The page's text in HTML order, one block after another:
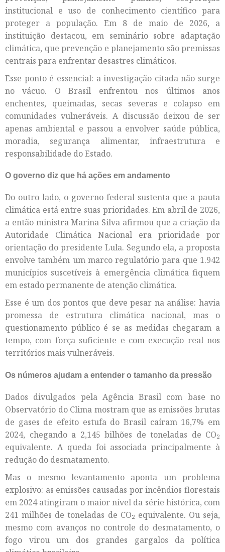
institucional e uso de conhecimento científico para
proteger a população. Em 8 de maio de 2026, a
instituição destacou, em seminário sobre adaptação
climática, que prevenção e planejamento são premissas
centrais para enfrentar desastres climáticos.
Esse ponto é essencial: a investigação citada não surge
no vácuo. O Brasil enfrentou nos últimos anos
enchentes, queimadas, secas severas e colapso em
comunidades vulneráveis. A discussão deixou de ser
apenas ambiental e passou a envolver saúde pública,
moradia, segurança alimentar, infraestrutura e
responsabilidade do Estado.
O governo diz que há ações em andamento
Do outro lado, o governo federal sustenta que a pauta
climática está entre suas prioridades. Em abril de 2026,
a então ministra Marina Silva afirmou que a criação da
Autoridade Climática Nacional era prioridade por
orientação do presidente Lula. Segundo ela, a proposta
envolve também um marco regulatório para que 1.942
municípios suscetíveis à emergência climática fiquem
em estado permanente de atenção climática.
Esse é um dos pontos que deve pesar na análise: havia
promessa de estrutura climática nacional, mas o
questionamento público é se as medidas chegaram a
tempo, com força suficiente e com execução real nos
territórios mais vulneráveis.
Os números ajudam a entender o tamanho da pressão
Dados divulgados pela Agência Brasil com base no
Observatório do Clima mostram que as emissões brutas
de gases de efeito estufa do Brasil caíram 16,7% em
2024, chegando a 2,145 bilhões de toneladas de CO₂
equivalente. A queda foi associada principalmente à
redução do desmatamento.
Mas o mesmo levantamento aponta um problema
explosivo: as emissões causadas por incêndios florestais
em 2024 atingiram o maior nível da série histórica, com
241 milhões de toneladas de CO₂ equivalente. Ou seja,
mesmo com avanços no controle do desmatamento, o
fogo virou um dos grandes gargalos da política